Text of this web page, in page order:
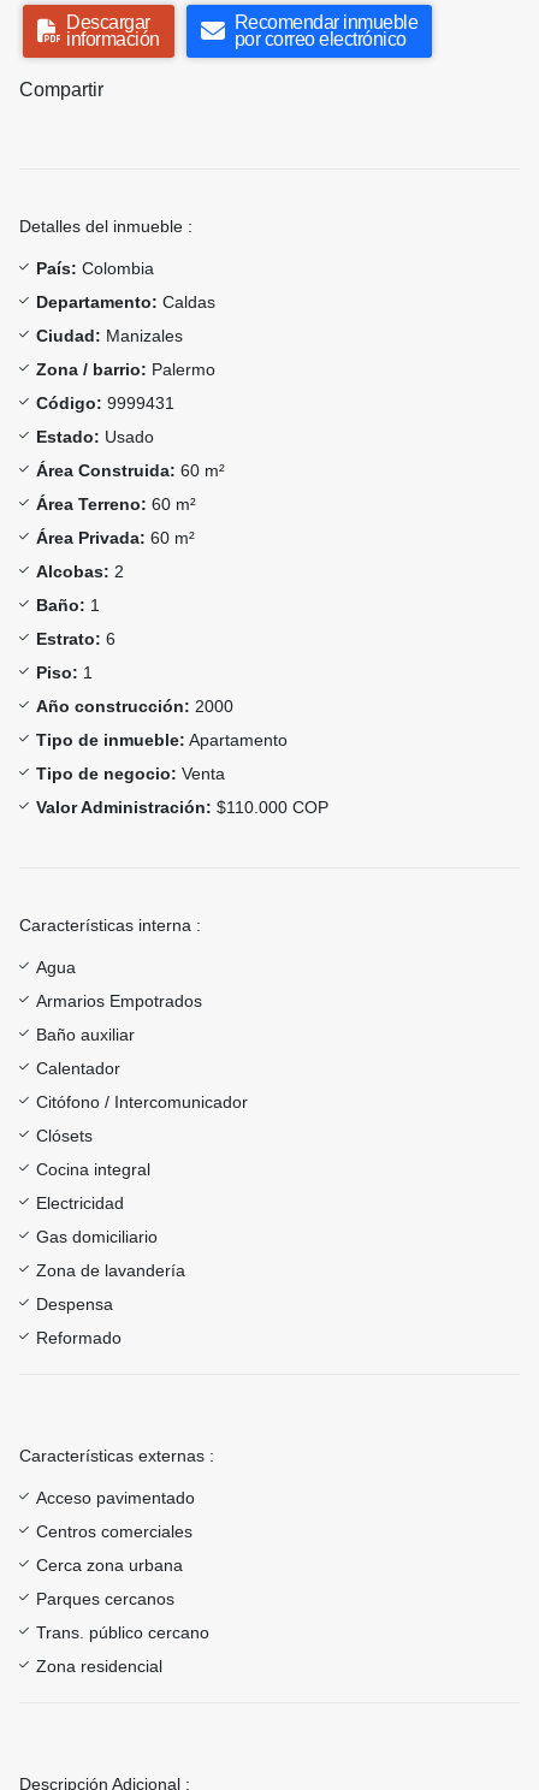
Descargar
información
Recomendar inmueble
por correo electrónico
Compartir
Detalles del inmueble :
País: Colombia
Departamento: Caldas
Ciudad: Manizales
Zona / barrio: Palermo
Código: 9999431
Estado: Usado
Área Construida: 60 m²
Área Terreno: 60 m²
Área Privada: 60 m²
Alcobas: 2
Baño: 1
Estrato: 6
Piso: 1
Año construcción: 2000
Tipo de inmueble: Apartamento
Tipo de negocio: Venta
Valor Administración: $110.000 COP
Características interna :
Agua
Armarios Empotrados
Baño auxiliar
Calentador
Citófono / Intercomunicador
Clósets
Cocina integral
Electricidad
Gas domiciliario
Zona de lavandería
Despensa
Reformado
Características externas :
Acceso pavimentado
Centros comerciales
Cerca zona urbana
Parques cercanos
Trans. público cercano
Zona residencial
Descripción Adicional :